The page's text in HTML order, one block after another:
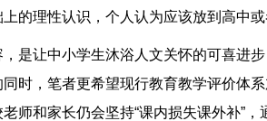
上的理性认识，个人认为应该放到高
是让中小学生沐浴人文关怀的可喜进
时，笔者更希望现行教育教学评价体
师和家长仍会坚持“课内损失课外补”，